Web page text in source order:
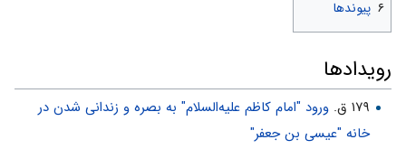
۶ پیوندها
رویدادها
۱۷۹ ق.
ورود "امام کاظم علیه‌السلام" به بصره و زندانی شدن در
خانه "عیسی بن جعفر"